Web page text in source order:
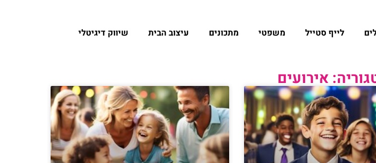
לייף סטייל משפטי מתכונים עיצוב הבית שיווק דיגיטלי
אירועים